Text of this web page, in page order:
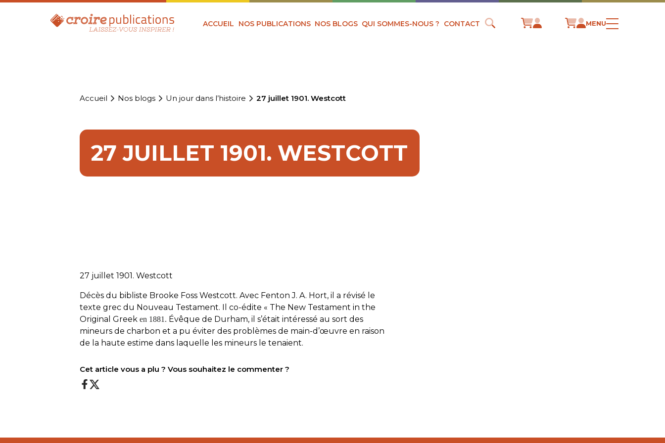
ACCUEIL NOS PUBLICATIONS NOS BLOGS QUI SOMMES-NOUS ? CONTACT MENU
Accueil Nos blogs Un jour dans l’histoire 27 juillet 1901. Westcott
27 JUILLET 1901. WESTCOTT
27 juillet 1901. Westcott
Décès du bibliste Brooke Foss Westcott. Avec Fenton J. A. Hort, il a révisé le
texte grec du Nouveau Testament. Il co-édite « The New Testament in the
Original Greeken 1881. Évêque de Durham, il s’était intéressé au sort des
mineurs de charbon et a pu éviter des problèmes de main-d’œuvre en raison
de la haute estime dans laquelle les mineurs le tenaient.
Cet article vous a plu ? Vous souhaitez le commenter ?